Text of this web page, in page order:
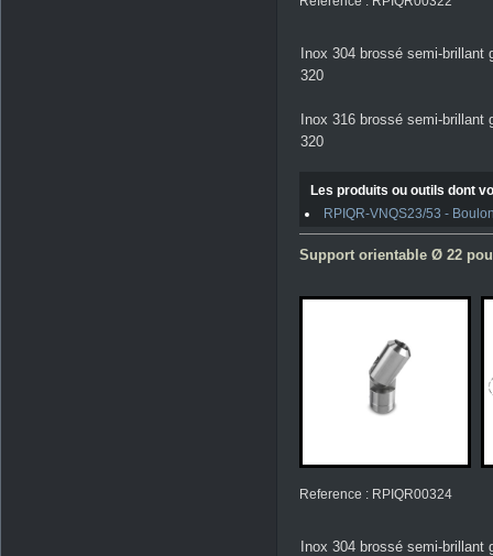
Inox 304 brossé semi-brillant
320
Inox 316 brossé semi-brillant
320
Les produits ou outils dont
RPIQR-VNQS23/53 -
Support orientable Ø 22
Reference : RPIQR00324
Inox 304 brossé semi-brillant